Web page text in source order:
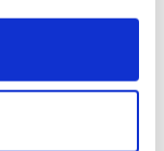
essere inoltrate
situati al di fuori
a